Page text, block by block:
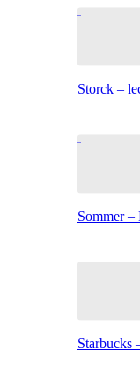
Storck –
Sommer –
Starbucks